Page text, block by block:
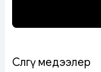
Сөөлгү медээлер